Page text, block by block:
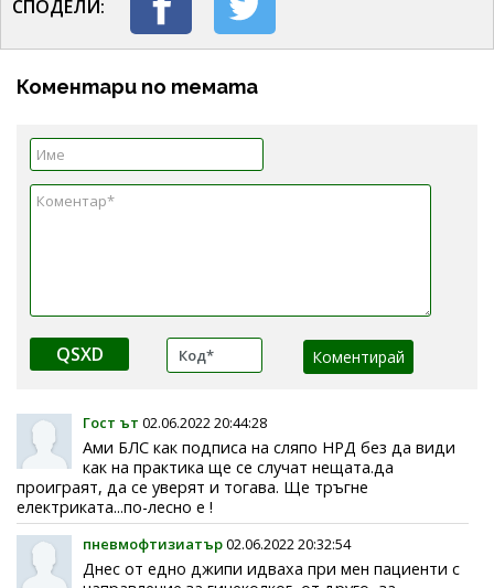
СПОДЕЛИ:
Коментари по темата
QSXD
Гост ът 02.06.2022 20:44:28
Ами БЛС как подписа на сляпо НРД без да види
как на практика ще се случат нещата.да
проиграят, да се уверят и тогава. Ще тръгне
електриката...по-лесно е !
пневмофтизиатър02.06.2022 20:32:54
Днес от едно джипи идваха при мен пациенти с